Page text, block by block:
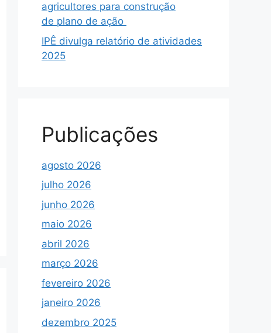
agricultores para construção
de plano de ação
IPÊ divulga relatório de atividades
2025
Publicações
agosto 2026
julho 2026
junho 2026
maio 2026
abril 2026
março 2026
fevereiro 2026
janeiro 2026
dezembro 2025